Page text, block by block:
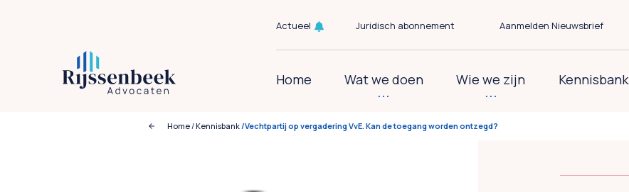
Actueel Juridisch abonnement Aanmelden Nieuwsbrief
Home Wat we doen Wie we zijn Kennisbank
Home/Kennisbank/Vechtpartij op vergadering VvE. Kan de toegang worden ontzegd?